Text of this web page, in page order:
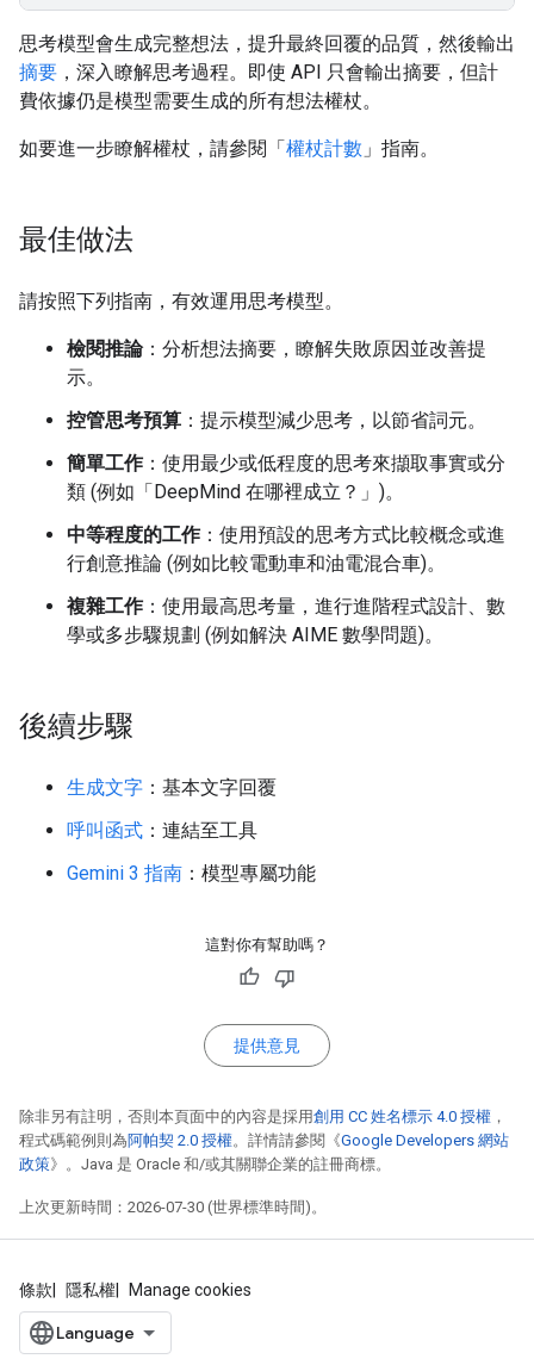
思考模型會生成完整想法，提升最終回覆的品質，然後輸出
摘要 ，深入瞭解思考過程。即使 API 只會輸出摘要，但計
費依據仍是模型需要生成的所有想法權杖。
如要進一步瞭解權杖，請參閱「權杖計數 」指南。
最佳做法
請按照下列指南，有效運用思考模型。
檢閱推論：分析想法摘要，瞭解失敗原因並改善提
示。
控管思考預算 ：提示模型減少思考，以節省詞元。
簡單工作：使用最少或低程度的思考來擷取事實或分
類 (例如「DeepMind 在哪裡成立？」)。
中等程度的工作：使用預設的思考方式比較概念或進
行創意推論 (例如比較電動車和油電混合車)。
複雜工作：使用最高思考量，進行進階程式設計、數
學或多步驟規劃 (例如解決 AIME 數學問題)。
後續步驟
生成文字 ：基本文字回覆
呼叫函式 ：連結至工具
Gemini 3 指南 ：模型專屬功能
這對你有幫助嗎？
提供意見
除非另有註明，否則本頁面中的內容是採用創用 CC 姓名標示 4.0 授權 ，
程式碼範例則為阿帕契 2.0 授權。詳情請參閱《Google Developers 網站
政策》。Java 是 Oracle 和/或其關聯企業的註冊商標。
上次更新時間：2026-07-30 (世界標準時間)。
條款 隱私權 Manage cookies